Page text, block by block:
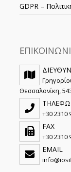
GDPR –
Θεσσαλονίκη,
+30 2310
FAX
+30 2310
EMAIL